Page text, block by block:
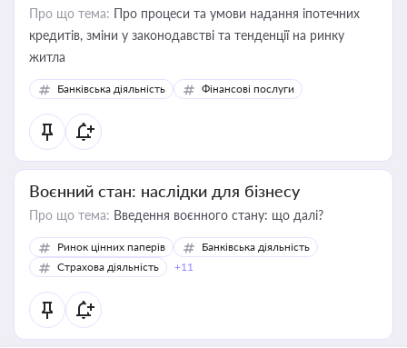
Про що тема: Про процеси та умови надання іпотечних
кредитів, зміни у законодавстві та тенденції на ринку
житла
Банківська діяльність Фінансові послуги
Воєнний стан: наслідки для бізнесу
Про що тема: Введення воєнного стану: що далі?
Ринок цінних паперів
Банківська діяльність
Страхова діяльність
+11